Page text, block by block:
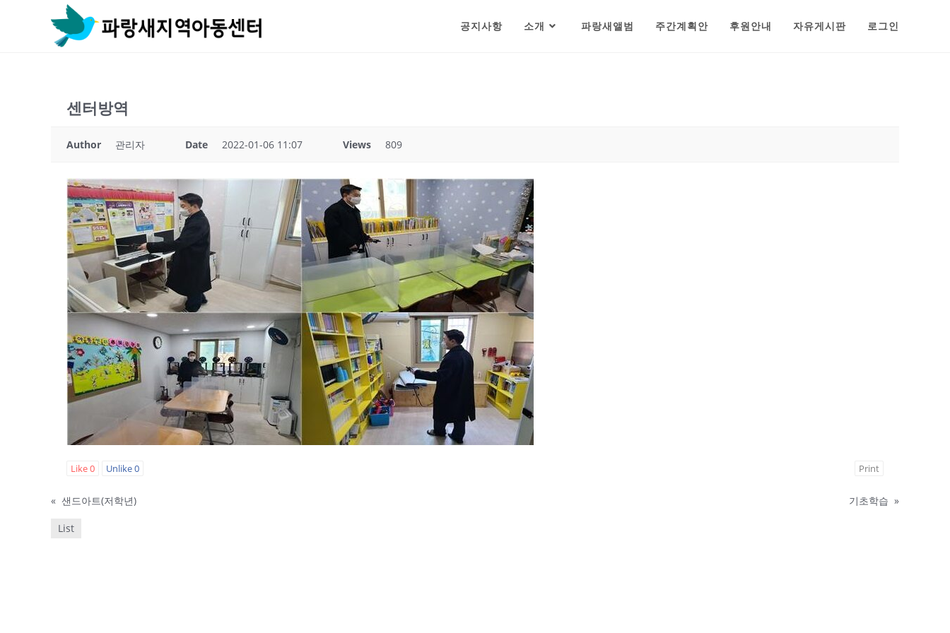
공지사항 소개 파랑새앨범 주간계획안 후원안내 자유게시판 로그인
센터방역
Author 관리자 Date 2022-01-06 11:07 Views 809
Like0 Unlike0 Print
« 샌드아트(저학년) 기초학습 »
List